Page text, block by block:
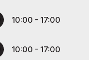
10:00 - 17:00
10:00 - 17:00